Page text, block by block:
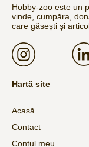
Hobby-zoo este un
vinde, cumpăra,
care găsești și
Hartă site
Acasă
Contact
Contul meu